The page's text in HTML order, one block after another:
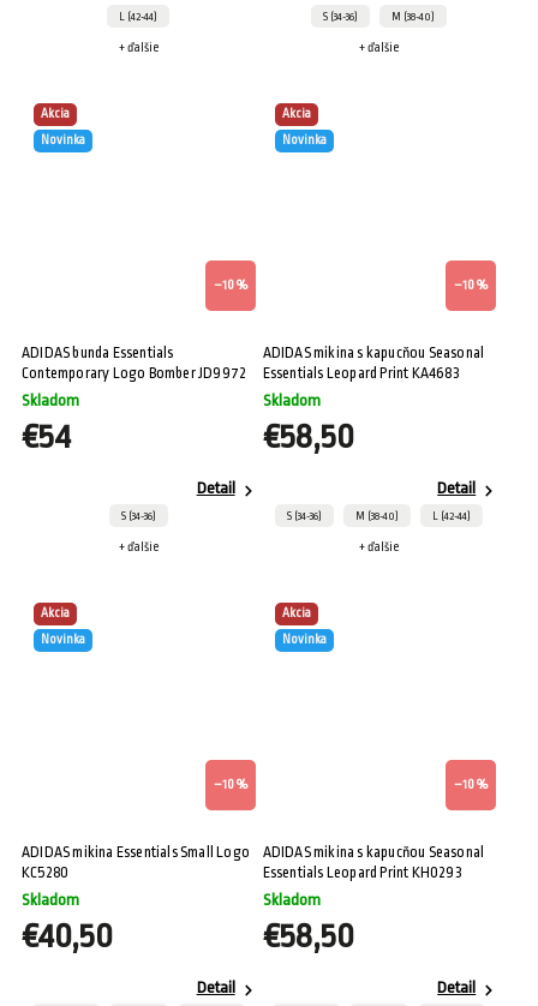
L (42-44)
+ ďalšie
S (34-36) M (38-40)
+ ďalšie
Akcia
Novinka
–10 %
ADIDAS bunda Essentials
Contemporary Logo Bomber JD9972
Skladom
€54
Detail
S (34-36)
+ ďalšie
Akcia
Novinka
–10 %
ADIDAS mikina s kapucňou Seasonal
Essentials Leopard Print KA4683
Skladom
€58,50
Detail
S (34-36) M (38-40) L (42-44)
+ ďalšie
Akcia
Novinka
–10 %
ADIDAS mikina Essentials Small Logo
KC5280
Skladom
€40,50
Detail
Akcia
Novinka
–10 %
ADIDAS mikina s kapucňou Seasonal
Essentials Leopard Print KH0293
Skladom
€58,50
Detail